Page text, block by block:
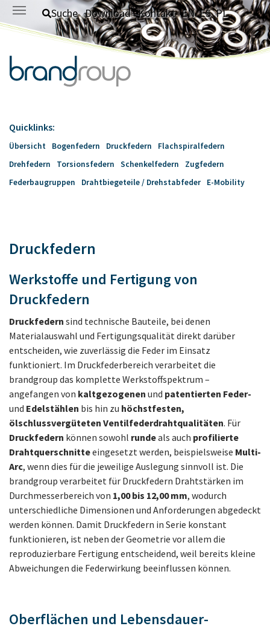
Zum Hauptinhalt springen
Suche Download Kontakt EN ES PL
Quicklinks:
Übersicht Bogenfedern Druckfedern
Flachspiralfedern
Drehfedern
Torsionsfedern Schenkelfedern
Zugfedern
Federbaugruppen
Drahtbiegeteile / Drehstabfeder E-Mobility
Druckfedern
Werkstoffe und Fertigung von
Druckfedern
Druckfedern sind technische Bauteile, bei denen
Materialauswahl und Fertigungsqualität direkt darüber
entscheiden, wie zuverlässig die Feder im Einsatz
funktioniert. Im Druckfederbereich verarbeitet die
brandgroup das komplette Werkstoffspektrum –
angefangen von kaltgezogenen und patentierten Feder-
und Edelstählen bis hin zu höchstfesten,
ölschlussvergüteten Ventilfeder­drahtqualitäten. Für
Druckfedern können sowohl rundeals auch profilierte
Drahtquerschnitteeingesetzt werden, beispielsweise Multi-
Arc, wenn dies für die jeweilige Auslegung sinnvoll ist. Die
brandgroup verarbeitet für Druckfedern Drahtstärken im
Durchmesserbereich von 1,00 bis 12,00 mm, wodurch
unterschiedliche Dimensionen und Anforderungen abgedeckt
werden können. Damit Druckfedern in Serie konstant
funktionieren, ist neben der Geometrie vor allem die
reproduzierbare Fertigung entscheidend, weil bereits kleine
Abweichungen die Federwirkung beeinflussen können.
Oberflächen und Lebensdauer­